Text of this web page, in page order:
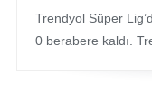
Trendyol Süper
0 berabere kaldı.